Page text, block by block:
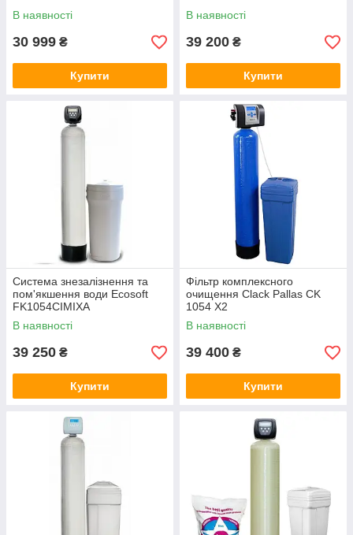
В наявності
30 999 ₴
Купити
В наявності
39 200 ₴
Купити
Система знезалізнення та
пом'якшення води Ecosoft
FK1054CIMIXA
В наявності
39 250 ₴
Купити
Фільтр комплексного
очищення Clack Pallas CK
1054 X2
В наявності
39 400 ₴
Купити